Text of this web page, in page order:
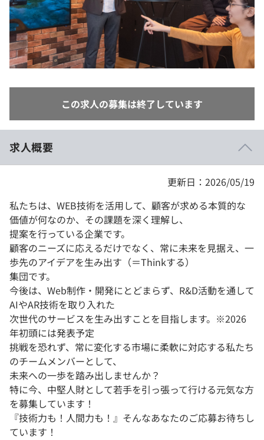
個人向けプラン
法人向けプラン
学校向けプラン
この求人の募集は終了しています
求人概要
更新日：2026/05/19
私たちは、WEB技術を活用して、顧客が求める本質的な
価値が何なのか、その課題を深く理解し、
提案を行っている企業です。
顧客のニーズに応えるだけでなく、常に未来を見据え、一
歩先のアイデアを生み出す（＝Thinkする）
集団です。
今後は、Web制作・開発にとどまらず、R&D活動を通して
AIやAR技術を取り入れた
次世代のサービスを生み出すことを目指します。※2026
年初頭には発表予定
挑戦を恐れず、常に変化する市場に柔軟に対応する私たち
のチームメンバーとして、
未来への一歩を踏み出しませんか？
特に今、中堅人財として若手を引っ張って行ける元気な方
を募集しています！
『技術力も！人間力も！』そんなあなたのご応募お待ちし
ています！